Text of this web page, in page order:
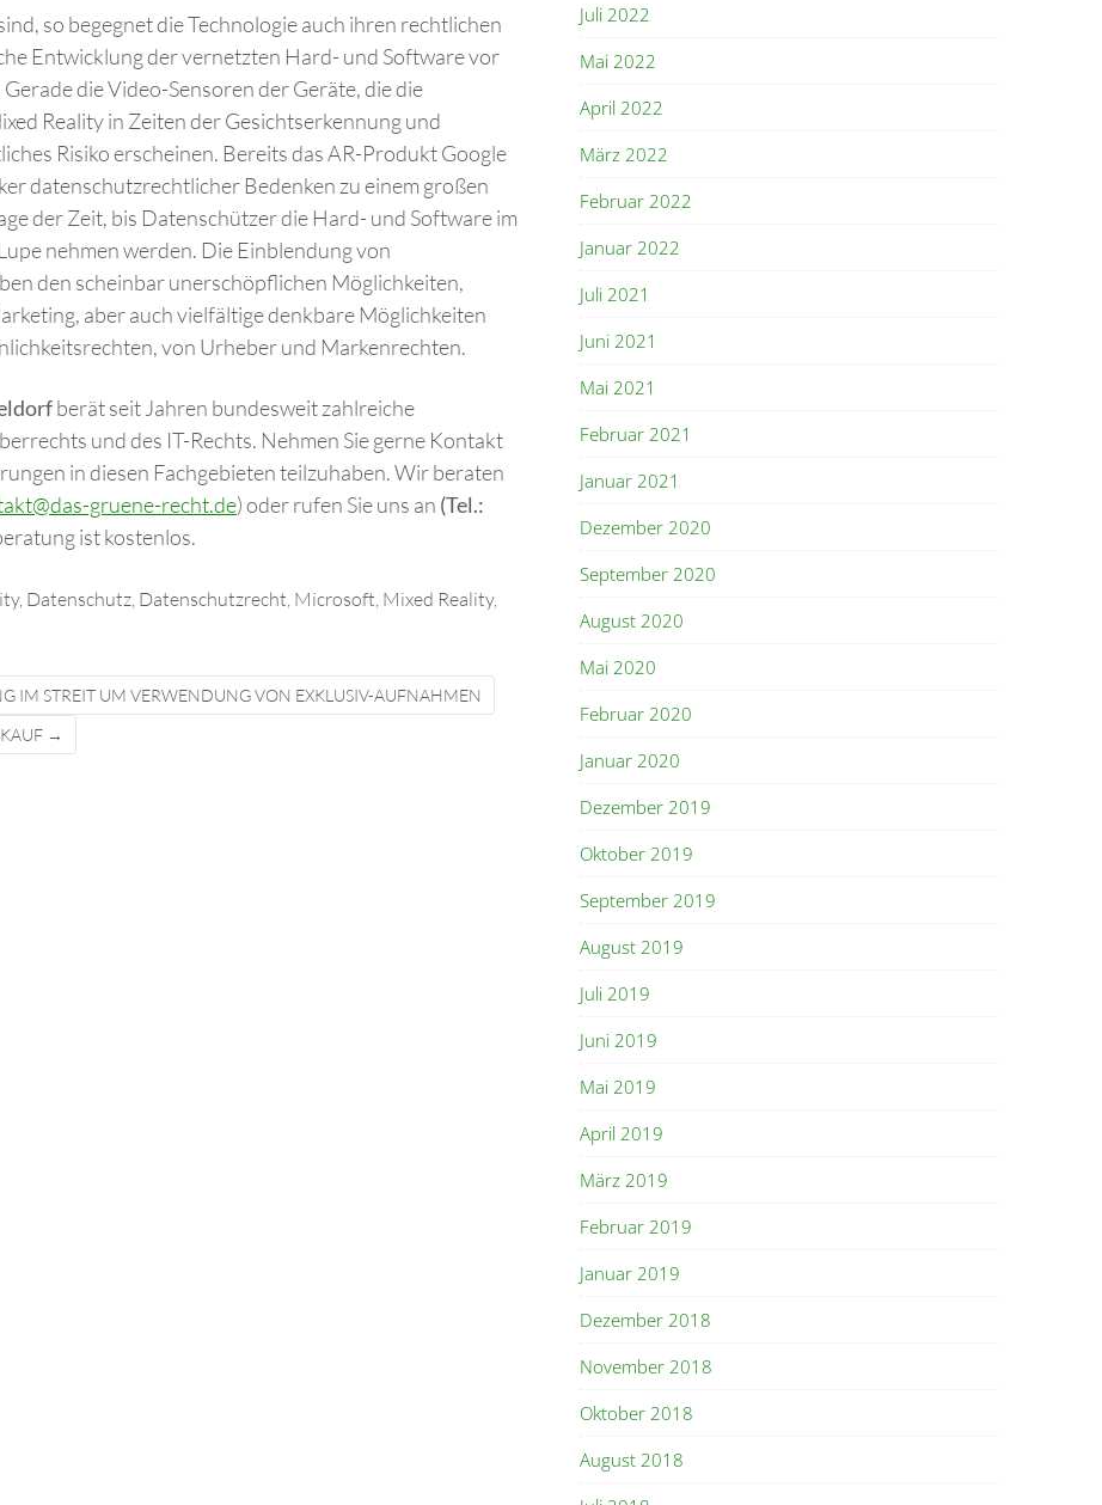
so begegnet die Technologie auch ihren rechtlichen
Entwicklung der vernetzten Hard- und Software vor
die Video-Sensoren der Geräte, die die
Reality in Zeiten der Gesichtserkennung und
Risiko erscheinen. Bereits das AR-Produkt Google
datenschutzrechtlicher Bedenken zu einem großen
der Zeit, bis Datenschützer die Hard- und Software im
nehmen werden. Die Einblendung von
den scheinbar unerschöpflichen Möglichkeiten,
aber auch vielfältige denkbare Möglichkeiten
von Urheber und Markenrechten.
berät seit Jahren bundesweit zahlreiche
und des IT-Rechts. Nehmen Sie gerne Kontakt
in diesen Fachgebieten teilzuhaben. Wir beraten
gruene-recht.de) oder rufen Sie uns an (Tel.:
ist kostenlos.
, Datenschutz Datenschutzrecht Microsoft Mixed Reality,
IM STREIT UM VERWENDUNG VON EXKLUSIV-AUFNAHMEN
→
Juli 2022
Mai 2022
April 2022
März 2022
Februar 2022
Januar 2022
Juli 2021
Juni 2021
Mai 2021
Februar 2021
Januar 2021
Dezember 2020
September 2020
August 2020
Mai 2020
Februar 2020
Januar 2020
Dezember 2019
Oktober 2019
September 2019
August 2019
Juli 2019
Juni 2019
Mai 2019
April 2019
März 2019
Februar 2019
Januar 2019
Dezember 2018
November 2018
Oktober 2018
August 2018